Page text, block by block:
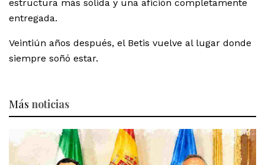
estructura más sólida y una afición completamente
entregada.
Veintiún años después, el Betis vuelve al lugar donde
siempre soñó estar.
Más noticias